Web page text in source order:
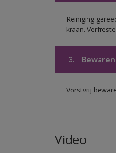
Reiniging
kraan.
3. Bewaren
Vorstvrij
Video